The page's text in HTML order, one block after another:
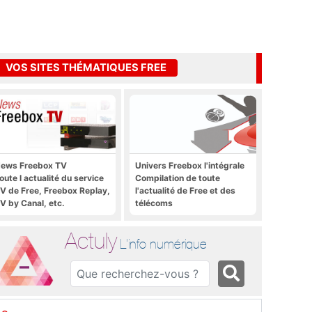
VOS SITES THÉMATIQUES FREE
Freebox TV
l actualité du service
de Free, Freebox Replay,
by Canal, etc.
Univers Freebox l'intégrale
Compilation de toute
l'actualité de Free et des
télécoms
Actuly L'info numérique